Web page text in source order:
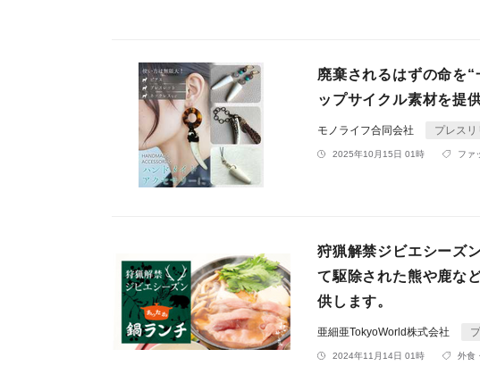
廃棄されるはずの命を
ップサイクル素材を提
モノライフ合同会社 プレスリ
2025年10月15日 01時 ファ
狩猟解禁ジビエシーズ
て駆除された熊や鹿な
供します。
亜細亜TokyoWorld株式会社
2024年11月14日 01時 外食